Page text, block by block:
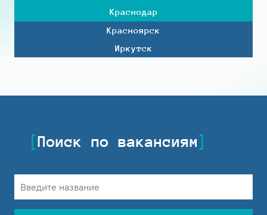
Краснодар
Красноярск
Иркутск
Поиск по вакансиям